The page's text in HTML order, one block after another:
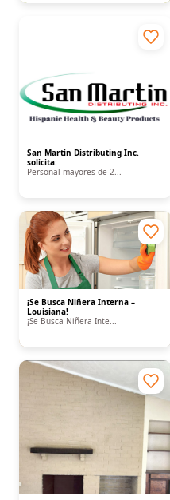
San Martin Distributing Inc.
solicita:
Personal mayores de 2...
¡Se Busca Niñera Interna –
Louisiana!
¡Se Busca Niñera Inte...